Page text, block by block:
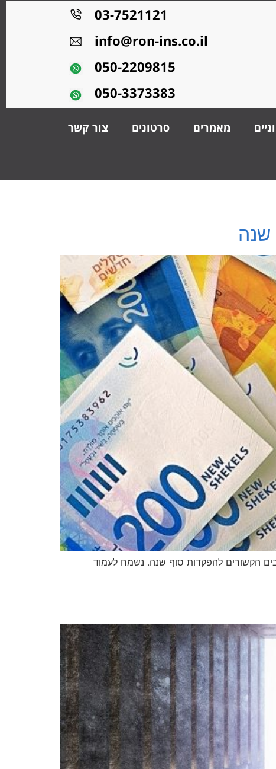
03-7521121
info@ron-ins.co.il
050-2209815
050-3373383
מאמרים סרטונים
צור קשר
הקשורים להפקדות סוף שנה. נשמח לעמוד